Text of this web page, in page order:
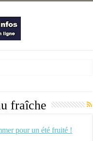
fraîche
pour un été fruité !